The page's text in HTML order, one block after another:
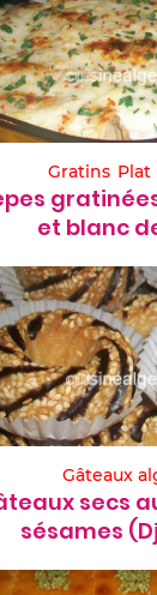
Gratins Plat
et blanc
Gâteaux
secs
sésames